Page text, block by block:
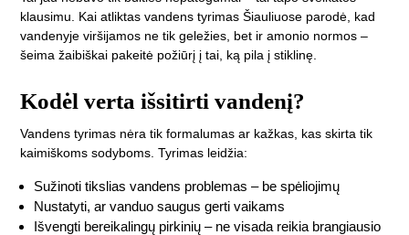
klausimu. Kai atliktas vandens tyrimas Šiauliuose parodė, kad
vandenyje viršijamos ne tik geležies, bet ir amonio normos –
šeima žaibiškai pakeitė požiūrį į tai, ką pila į stiklinę.
Kodėl verta išsitirti vandenį?
Vandens tyrimas nėra tik formalumas ar kažkas, kas skirta tik
kaimiškoms sodyboms. Tyrimas leidžia:
Sužinoti tikslias vandens problemas – be spėliojimų
Nustatyti, ar vanduo saugus gerti vaikams
Išvengti bereikalingų pirkinių – ne visada reikia brangiausio